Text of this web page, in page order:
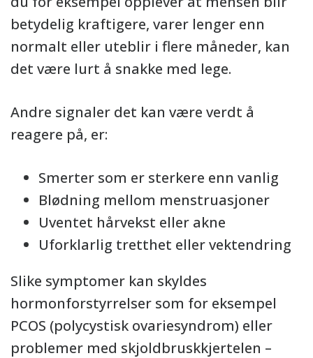
betydelig kraftigere, varer lenger enn
normalt eller uteblir i flere måneder, kan
det være lurt å snakke med lege.
Andre signaler det kan være verdt å
reagere på, er:
Smerter som er sterkere enn vanlig
Blødning mellom menstruasjoner
Uventet hårvekst eller akne
Uforklarlig tretthet eller vektendring
Slike symptomer kan skyldes
hormonforstyrrelser som for eksempel
PCOS (polycystisk ovariesyndrom) eller
problemer med skjoldbruskkjertelen –